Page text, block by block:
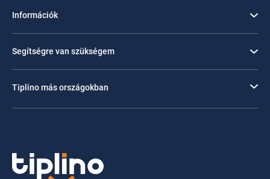
Információk
Segítségre van szükségem
Tiplino más országokban